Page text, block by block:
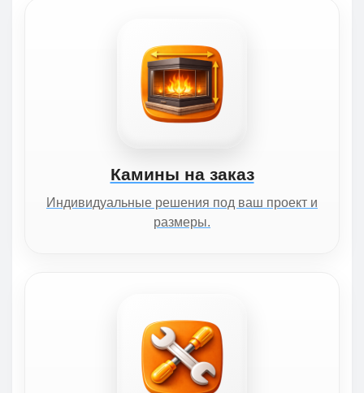
Камины на заказ
Индивидуальные решения под ваш проект и
размеры.